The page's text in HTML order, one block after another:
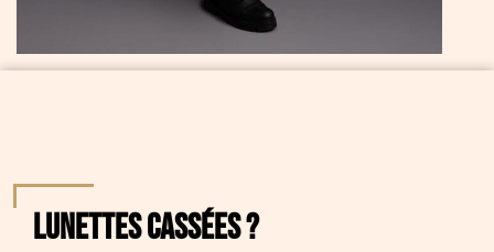
Lunettes cassées ?